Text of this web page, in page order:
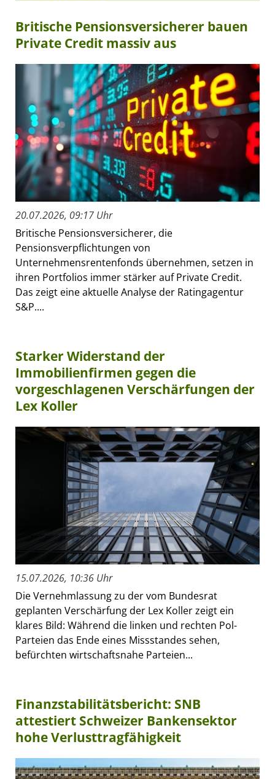
Britische Pensionsversicherer bauen
Private Credit massiv aus
20.07.2026, 09:17 Uhr
Britische Pensionsversicherer, die
Pensionsverpflichtungen von
Unternehmensrentenfonds übernehmen, setzen in
ihren Portfolios immer stärker auf Private Credit.
Das zeigt eine aktuelle Analyse der Ratingagentur
S&P....
Starker Widerstand der
Immobilienfirmen gegen die
vorgeschlagenen Verschärfungen der
Lex Koller
15.07.2026, 10:36 Uhr
Die Vernehmlassung zu der vom Bundesrat
geplanten Verschärfung der Lex Koller zeigt ein
klares Bild: Während die linken und rechten Pol-
Parteien das Ende eines Missstandes sehen,
befürchten wirtschaftsnahe Parteien...
Finanzstabilitätsbericht: SNB
attestiert Schweizer Bankensektor
hohe Verlusttragfähigkeit